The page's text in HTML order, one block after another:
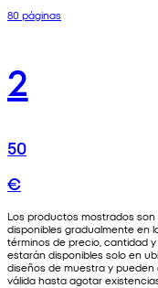
80 páginas
2
50
€
Los productos mostrados
disponibles gradualmente en
términos de precio, cantidad
estarán disponibles solo en
diseños de muestra y
válida hasta agotar